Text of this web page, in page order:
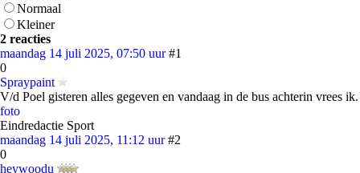
Normaal
Kleiner
2 reacties
maandag 14 juli 2025, 07:50 uur #1
0
Spraypaint
V/d Poel gisteren alles gegeven en vandaag in de bus achterin vrees ik.
foto
Eindredactie Sport
maandag 14 juli 2025, 11:12 uur #2
0
heywoodu